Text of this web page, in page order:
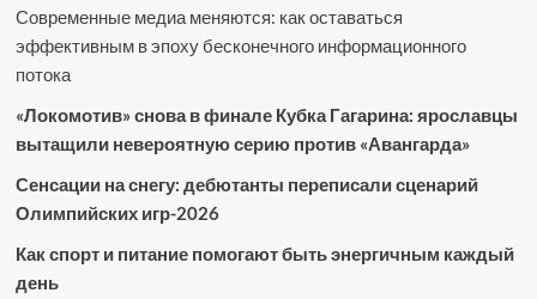
Современные медиа меняются: как оставаться
эффективным в эпоху бесконечного информационного
потока
«Локомотив» снова в финале Кубка Гагарина: ярославцы
вытащили невероятную серию против «Авангарда»
Сенсации на снегу: дебютанты переписали сценарий
Олимпийских игр-2026
Как спорт и питание помогают быть энергичным каждый
день